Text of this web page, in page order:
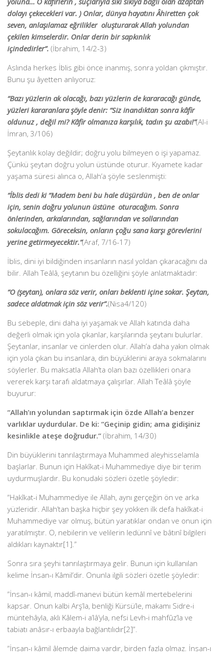
dolayı çekecekleri var. ) Onlar, dünya hayatını Âhiretten çok
seven, anlaşılamaz eğrilikler oluşturarak Allah yolundan
çekilen kimselerdir. Onlar derin bir sapkınlık
içindedirler”. (İbrahim, 14/2-3)
Aslında herkes İblis gibi önce inanmış, sonra yoldan çıkmıştır.
Bunu şu âyetten anlıyoruz:
“Bazı yüzlerin ak olacağı, bazı yüzlerin de kararacağı günde,
yüzleri kararanlara şöyle denir: “Siz inandıktan sonra kâfir
oldunuz , değil mi? Kâfir olmanıza karşılık, tadın şu azabı!”(Al-i
İmran, 3/106)
Şeytanlık kolay değildir; doğru yolu bilmeyen o işi yapamaz.
Çünkü şeytan doğru yolun üstünde oturur. Kıyamete kadar
yaşama süresi alınca o, Allah’a şöyle seslenmişti:
“İblis dedi ki “Madem beni bu hale düşürdün , ben de onlar
için, senin doğru yolunun üstüne oturacağım. Sonra
önlerinden, arkalarından, sağlarından ve sollarından
sokulacağım. Göreceksin, onların çoğu sana karşı görevlerini
yerine getirmeyecektir.”(Araf, 7/16-17)
İblis, dini iyi bildiğinden insanların nasıl yoldan çıkaracağını da
bilir. Allah Teâlâ, şeytanın bu özelliğini şöyle anlatmaktadır:
“O (şeytan), onlara söz verir, onları beklenti içine sokar. Şeytan,
sadece aldatmak için söz verir”.(Nisa4/120)
Bu sebeple, dini daha iyi yaşamak ve Allah katında daha
değerli olmak için yola çıkanlar, karşılarında şeytanı bulurlar.
Şeytanlar, insanlar ve cinlerden olur. Allah’a daha yakın olmak
için yola çıkan bu insanlara, din büyüklerini araya sokmalarını
söylerler. Bu maksatla Allah’ta olan bazı özellikleri onara
vererek karşı tarafı aldatmaya çalışırlar. Allah Teâlâ şöyle
buyurur:
“Allah’ın yolundan saptırmak için özde Allah’a benzer
varlıklar uydurdular. De ki: “Geçinip gidin; ama gidişiniz
kesinlikle ateşe doğrudur.” (İbrahim, 14/30)
Din büyüklerini tanrılaştırmaya Muhammed aleyhisselamla
başlarlar. Bunun için Hakîkat-i Muhammediye diye bir terim
uydurmuşlardır. Bu konudaki sözleri özetle şöyledir:
“Hakîkat-i Muhammediye ile Allah, aynı gerçeğin ön ve arka
yüzleridir. Allah’tan başka hiçbir şey yokken ilk defa hakîkat-i
Muhammediye var olmuş, bütün yaratıklar ondan ve onun için
yaratılmıştır. O, nebilerin ve velilerin ledünnî ve bâtınî bilgileri
aldıkları kaynaktır[1].”
Sonra sıra şeyhi tanrılaştırmaya gelir. Bunun için kullanılan
kelime İnsan-ı Kâmil’dir. Onunla ilgili sözleri özetle şöyledir:
“İnsan-ı kâmil, maddî-manevi bü­tün kemâl mertebelerini
kapsar. Onun kalbi Arş’la, benliği Kürsü’le, makamı Sidre-i
müntehâyla, aklı Kâlem-i a’lâ’yla, nefsi Levh-i mahfûz’la ve
tabiatı anâsır-ı erbaayla bağlantılıdır[2]”.
“İnsan-ı kâmil âlemde daima vardır, birden fazla olmaz. İnsan-ı